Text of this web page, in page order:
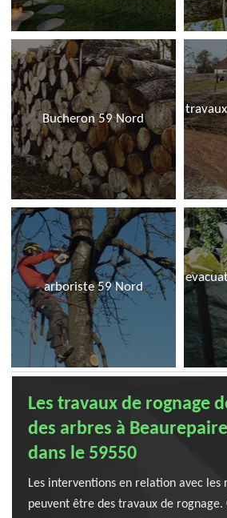
Bucheron 59 Nord
arboriste 59 Nord
Les travaux de rognage
des arbres à
dans le 59550
Les interventions en relation avec les
peuvent être des travaux de rognage.